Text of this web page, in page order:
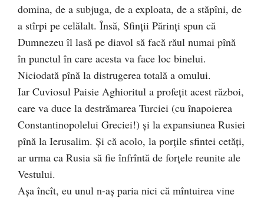
domina, de a subjuga, de a exploata, de a stăpîni, de
a stîrpi pe celălalt. Însă, Sfinţii Părinţi spun că
Dumnezeu îl lasă pe diavol să facă răul numai pînă
în punctul în care acesta va face loc binelui.
Niciodată pînă la distrugerea totală a omului.
Iar Cuviosul Paisie Aghioritul a profeţit acest război,
care va duce la destrămarea Turciei (cu înapoierea
Constantinopolelui Greciei!) şi la expansiunea Rusiei
pînă la Ierusalim. Şi că acolo, la porţile sfintei cetăţi,
ar urma ca Rusia să fie înfrîntă de forţele reunite ale
Vestului.
Aşa încît, eu unul n-aş paria nici că mîntuirea vine